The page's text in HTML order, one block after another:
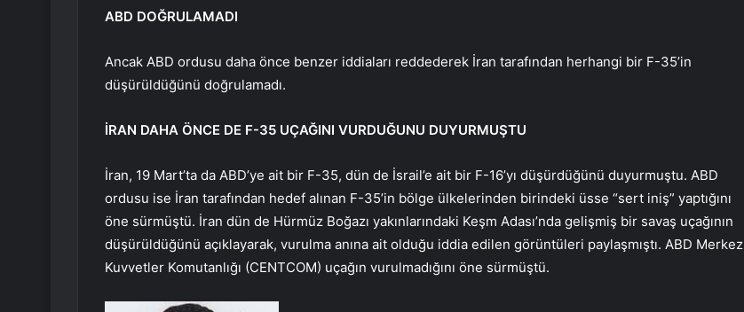
ABD DOĞRULAMADI
Ancak ABD ordusu daha önce benzer iddiaları reddederek İran tarafından herhangi bir F-35’in
düşürüldüğünü doğrulamadı.
İRAN DAHA ÖNCE DE F-35 UÇAĞINI VURDUĞUNU DUYURMUŞTU
İran, 19 Mart’ta da ABD’ye ait bir F-35, dün de İsrail’e ait bir F-16’yı düşürdüğünü duyurmuştu. ABD
ordusu ise İran tarafından hedef alınan F-35’in bölge ülkelerinden birindeki üsse “sert iniş” yaptığını
öne sürmüştü. İran dün de Hürmüz Boğazı yakınlarındaki Keşm Adası’nda gelişmiş bir savaş uçağının
düşürüldüğünü açıklayarak, vurulma anına ait olduğu iddia edilen görüntüleri paylaşmıştı. ABD Merkez
Kuvvetler Komutanlığı (CENTCOM) uçağın vurulmadığını öne sürmüştü.